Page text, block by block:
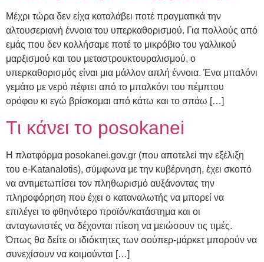
Μέχρι τώρα δεν είχα καταλάβει ποτέ πραγματικά την
αλτουσεριανή έννοια του υπερκαθορισμού. Για πολλούς από
εμάς που δεν κολλήσαμε ποτέ το μικρόβιο του γαλλικού
μαρξισμού και του μεταστρουκτουραλισμού, ο
υπερκαθορισμός είναι μια μάλλον απλή έννοια. Ένα μπαλόνι
γεμάτο με νερό πέφτει από το μπαλκόνι του πέμπτου
ορόφου κι εγώ βρίσκομαι από κάτω και το σπάω […]
Τι κάνει το posokanei
Η πλατφόρμα posokanei.gov.gr (που αποτελεί την εξέλιξη
του e-Katanalotis), σύμφωνα με την κυβέρνηση, έχει σκοπό
να αντιμετωπίσει τον πληθωρισμό αυξάνοντας την
πληροφόρηση που έχει ο καταναλωτής να μπορεί να
επιλέγει το φθηνότερο προϊόν/κατάστημα και οι
ανταγωνιστές να δέχονται πίεση να μειώσουν τις τιμές.
Όπως θα δείτε οι ιδιόκτητες των σούπερ-μάρκετ μπορούν να
συνεχίσουν να κοιμούνται […]